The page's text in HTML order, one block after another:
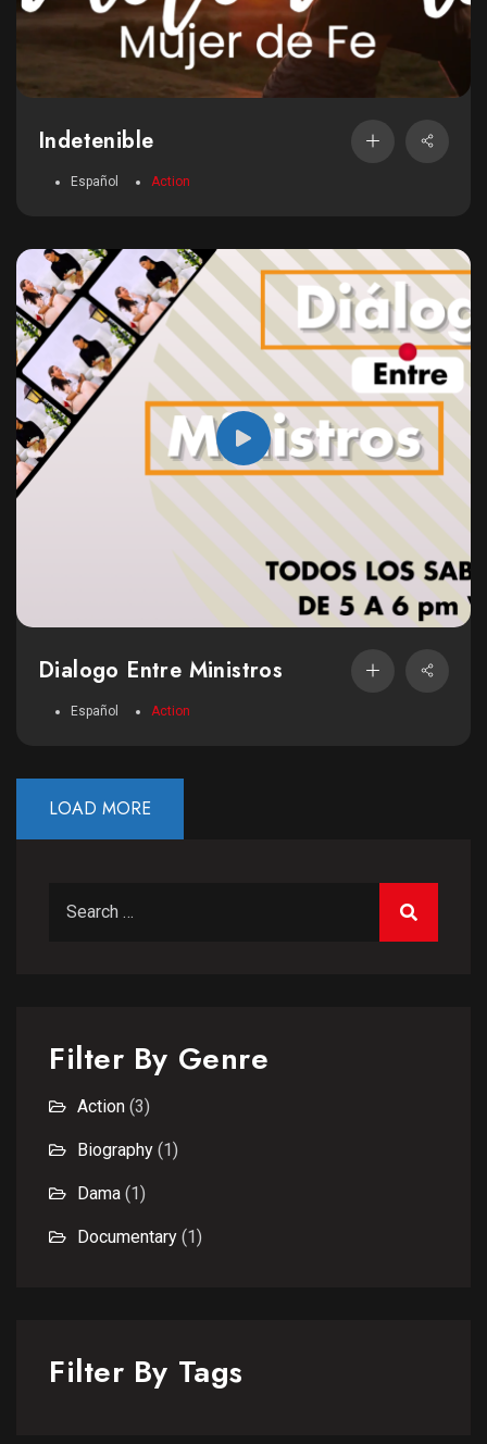
Indetenible
Español Action
Dialogo Entre Ministros
Español Action
LOAD MORE
Filter By Genre
Action (3)
Biography (1)
Dama (1)
Documentary (1)
Filter By Tags